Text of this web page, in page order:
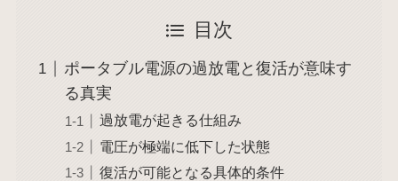
目次
ポータブル電源の過放電と復活が意味す
る真実
過放電が起きる仕組み
電圧が極端に低下した状態
復活が可能となる具体的条件